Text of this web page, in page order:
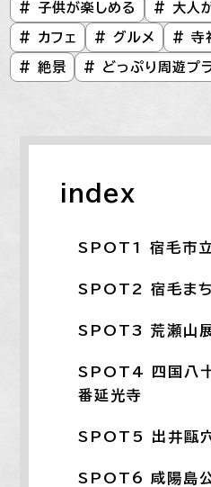
# 子供が楽しめる # 大人
# カフェ # グルメ # 寺
# 絶景 # どっぷり周遊プ
index
SPOT1 宿毛市
SPOT2 宿毛ま
SPOT3 荒瀬山
SPOT4 四国八
番延光寺
SPOT5 出井甌
SPOT6 咸陽島